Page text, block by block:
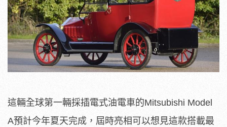
這輛全球第一輛採插電式油電車的Mitsubishi Model
A預計今年夏天完成，屆時亮相可以想見這款搭載最